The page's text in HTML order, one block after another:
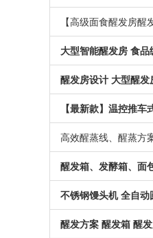
【高级面食醒发房醒
大型智能醒发房 食品
醒发房设计 大型醒发
【最新款】温控推车
高效醒蒸线、醒蒸方
醒发箱、发酵箱、面
不锈钢馒头机 全自动
醒发方案 醒发箱 醒